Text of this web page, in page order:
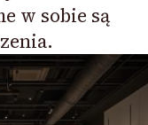
w sobie są